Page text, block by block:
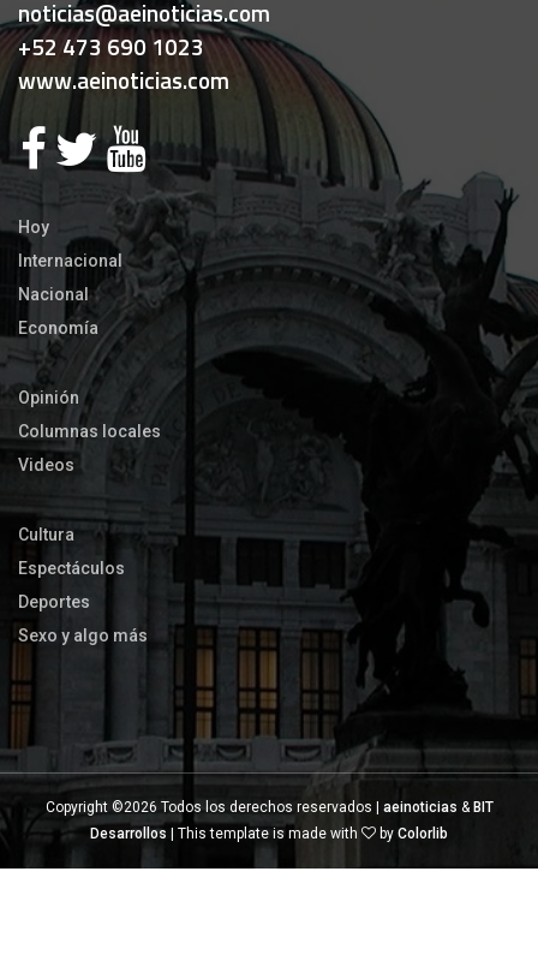
noticias@aeinoticias.com
+52 473 690 1023
www.aeinoticias.com
Hoy
Internacional
Nacional
Economía
Opinión
Columnas locales
Videos
Cultura
Espectáculos
Deportes
Sexo y algo más
Copyright ©2026 Todos los derechos reservados | aeinoticias & BIT
Desarrollos | This template is made with by Colorlib